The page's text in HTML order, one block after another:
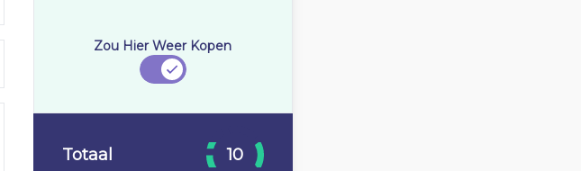
Zou Hier Weer Kopen
Totaal 10